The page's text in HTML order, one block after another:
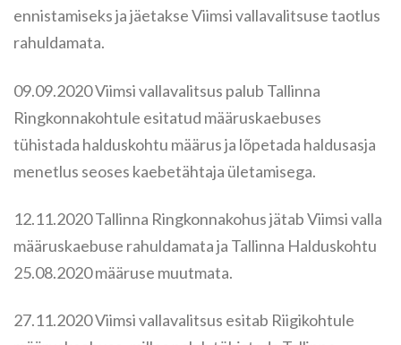
ennistamiseks ja jäetakse Viimsi vallavalitsuse taotlus
rahuldamata.
09.09.2020 Viimsi vallavalitsus palub Tallinna
Ringkonnakohtule esitatud määruskaebuses
tühistada halduskohtu määrus ja lõpetada haldusasja
menetlus seoses kaebetähtaja ületamisega.
12.11.2020 Tallinna Ringkonnakohus jätab Viimsi valla
määruskaebuse rahuldamata ja Tallinna Halduskohtu
25.08.2020 määruse muutmata.
27.11.2020 Viimsi vallavalitsus esitab Riigikohtule